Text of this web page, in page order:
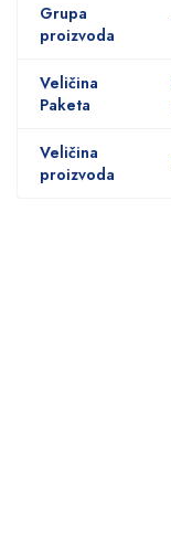
Grupa
proizvoda
Veličina
Paketa
Veličina
proizvoda